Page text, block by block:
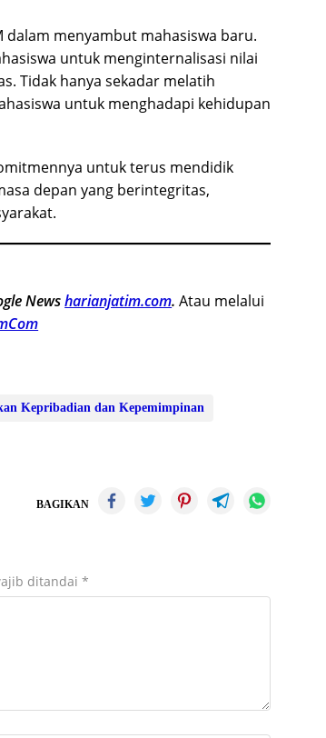
dalam menyambut mahasiswa baru.
untuk menginternalisasi nilai
Tidak hanya sekadar melatih
untuk menghadapi kehidupan
untuk terus mendidik
depan yang berintegritas,
Newsharianjatim.com.Atau melalui
Kepribadian dan Kepemimpinan
BAGIKAN
ditandai *